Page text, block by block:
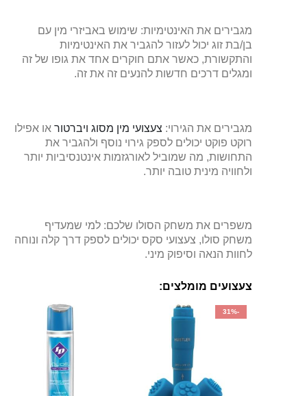
מגבירים את האינטימיות: שימוש באביזרי מין עם
בן/בת זוג יכול לעזור להגביר את האינטימיות
והתקשורת, כאשר אתם חוקרים אחד את גופו של זה
ומגלים דרכים חדשות להנעים זה את זה.
מגבירים את הגירוי: צעצועי מין מסוג ויברטור או אפילו
רוקט פוקט יכולים לספק גירוי נוסף ולהגביר את
התחושות, מה שמוביל לאורגזמות אינטנסיביות יותר
ולחוויה מינית טובה יותר.
משפרים את משחק הסולו שלכם: למי שמעדיף
משחק סולו, צעצועי סקס יכולים לספק דרך קלה ונוחה
לחוות הנאה וסיפוק מיני.
צעצועים מומלצים:
-31%